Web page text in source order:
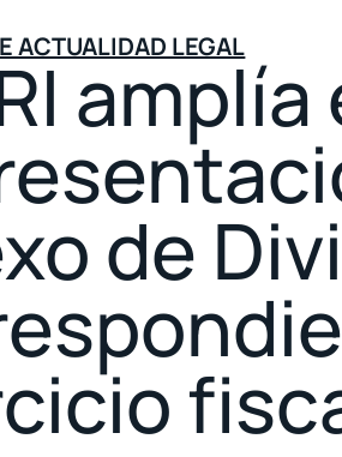
ACTUALIDAD LEGAL
de